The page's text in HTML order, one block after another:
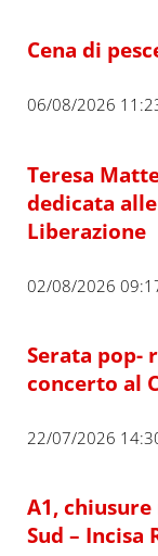
Cena di
06/08/2026
Teresa
dedicata
Liberazione
02/08/2026
Serata pop-
concerto al
22/07/2026
A1,
Sud – Incisa